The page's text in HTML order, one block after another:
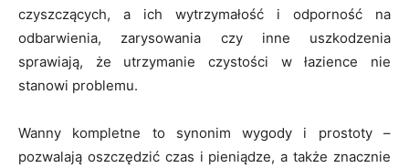
czyszczących, a ich wytrzymałość i odporność na
odbarwienia, zarysowania czy inne uszkodzenia
sprawiają, że utrzymanie czystości w łazience nie
stanowi problemu.
Wanny kompletne to synonim wygody i prostoty –
pozwalają oszczędzić czas i pieniądze, a także znacznie